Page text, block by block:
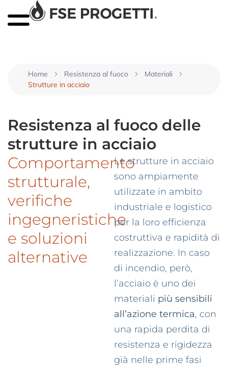
Home Resistenza al fuoco
Materiali
Strutture in acciaio
Resistenza al fuoco delle
strutture in acciaio
Comportamento
strutturale,
verifiche
ingegneristiche
e soluzioni
alternative
Le strutture in acciaio
sono ampiamente
utilizzate in ambito
industriale e logistico
per la loro efficienza
costruttiva e rapidità di
realizzazione. In caso
di incendio, però,
l’acciaio è uno dei
materiali più sensibili
all’azione termica, con
una rapida perdita di
resistenza e rigidezza
già nelle prime fasi